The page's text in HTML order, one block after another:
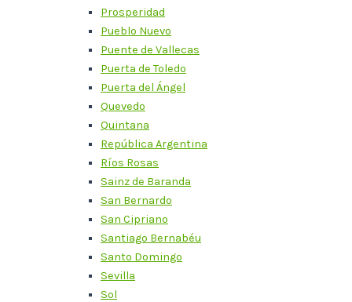
Prosperidad
Pueblo Nuevo
Puente de Vallecas
Puerta de Toledo
Puerta del Ángel
Quevedo
Quintana
República Argentina
Ríos Rosas
Sainz de Baranda
San Bernardo
San Cipriano
Santiago Bernabéu
Santo Domingo
Sevilla
Sol